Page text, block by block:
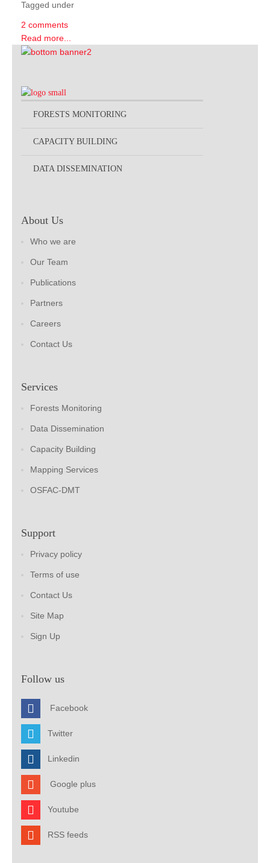
Tagged under
2 comments
Read more...
FORESTS MONITORING
CAPACITY BUILDING
DATA DISSEMINATION
About Us
Who we are
Our Team
Publications
Partners
Careers
Contact Us
Services
Forests Monitoring
Data Dissemination
Capacity Building
Mapping Services
OSFAC-DMT
Support
Privacy policy
Terms of use
Contact Us
Site Map
Sign Up
Follow us
Facebook
Twitter
Linkedin
Google plus
Youtube
RSS feeds